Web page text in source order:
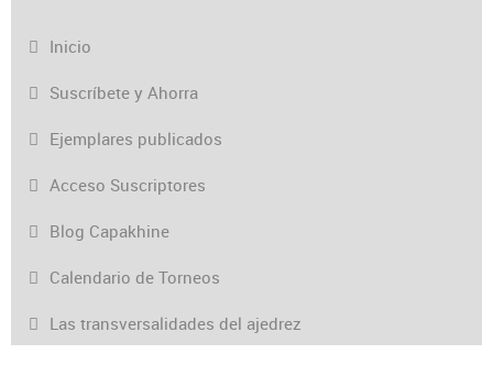
Inicio
Suscríbete y Ahorra
Ejemplares publicados
Acceso Suscriptores
Blog Capakhine
Calendario de Torneos
Las transversalidades del ajedrez